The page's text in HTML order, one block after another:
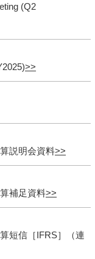
(Q2
説明会資料
補足資料
短信［IFRS］（連